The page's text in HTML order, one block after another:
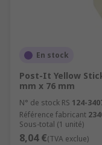
En stock
Post-It Yellow
mm x 76 mm
N° de stock RS 124-
Référence fabricant
Sous-total (1 unité)
8,04 €(TVA exclue)